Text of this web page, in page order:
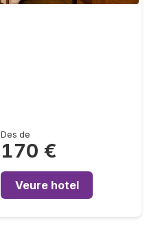
Des de
170 €
Veure hotel